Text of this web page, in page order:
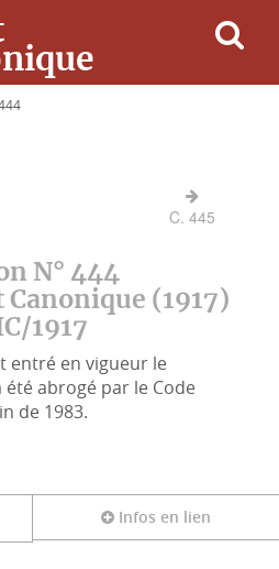
C. 445
N° 444
Canonique (1917)
1917
entré en vigueur le
été abrogé par le Code
de 1983.
Infos en lien